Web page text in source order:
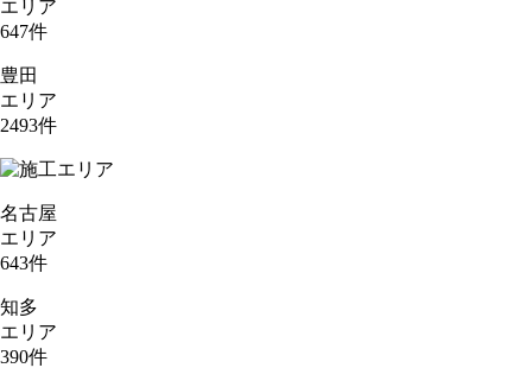
エリア
647件
豊田
エリア
2493件
名古屋
エリア
643件
知多
エリア
390件